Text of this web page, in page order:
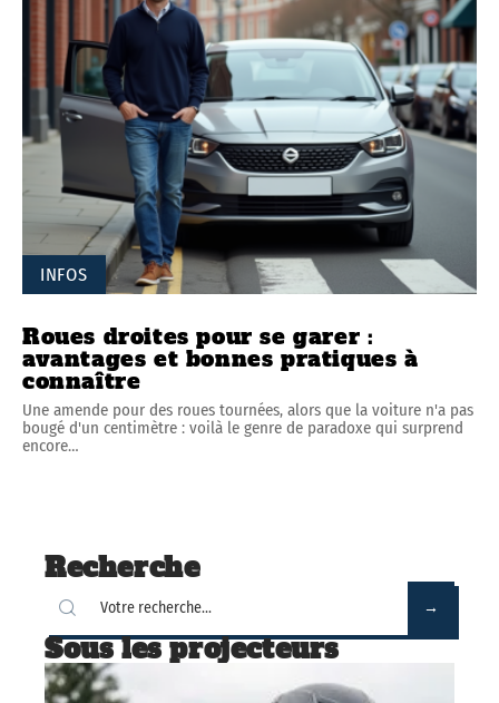
INFOS
Roues droites pour se garer :
avantages et bonnes pratiques à
connaître
Une amende pour des roues tournées, alors que la voiture n'a pas
bougé d'un centimètre : voilà le genre de paradoxe qui surprend
encore…
Recherche
Sous les projecteurs